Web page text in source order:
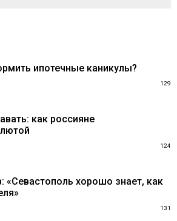
ипотечные каникулы?
129
как россияне
124
«Севастополь хорошо знает, как
131